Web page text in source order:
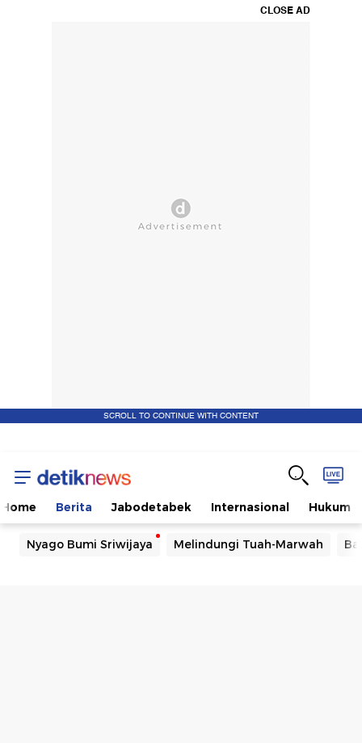
CLOSE AD
SCROLL TO CONTINUE WITH CONTENT
Home Berita Jabodetabek Internasional Hukum
Nyago Bumi Sriwijaya Melindungi Tuah-Marwah